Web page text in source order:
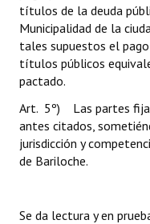
títulos de la deuda
Municipalidad de la
tales supuestos el
títulos públicos
pactado.
Art. 5º) Las partes
antes citados,
jurisdicción y
de Bariloche.
Se da lectura y en